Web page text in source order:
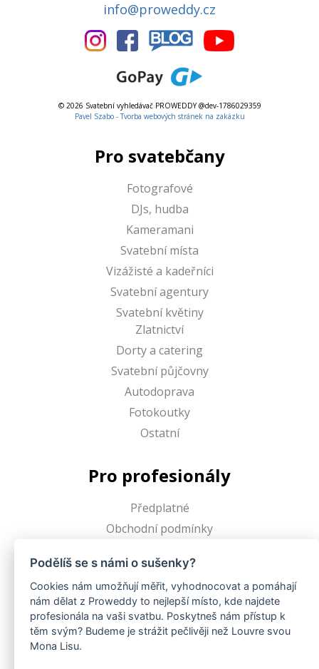
info@proweddy.cz
© 2026 Svatební vyhledávač PROWEDDY @dev-1786029359
Pavel Szabo - Tvorba webových stránek na zakázku
Pro svatebčany
Fotografové
DJs, hudba
Kameramani
Svatební místa
Vizážisté a kadeřníci
Svatební agentury
Svatební květiny
Zlatnictví
Dorty a catering
Svatební půjčovny
Autodoprava
Fotokoutky
Ostatní
Pro profesionály
Předplatné
Obchodní podmínky
Proweddy
O Proweddy
FAQ
Podělíš se s námi o sušenky?
Cookies nám umožňují měřit, vyhodnocovat a pomáhají
nám dělat z Proweddy to nejlepší místo, kde najdete
profesionála na vaši svatbu. Poskytneš nám přístup k
těm svým? Budeme je strážit pečlivěji než Louvre svou
Mona Lisu.